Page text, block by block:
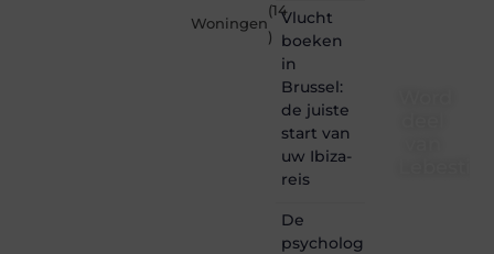
Woningen
(14
)
Vlucht
boeken
in
Brussel:
de juiste
start van
uw Ibiza-
reis
De
psychologie